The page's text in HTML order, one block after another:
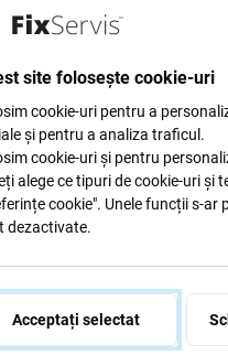
Descriere și
site folosește cookie-uri
cookie-uri pentru a
și pentru a analiza traficul.
cookie-uri și pentru
alege ce tipuri de cookie-uri și
cookie". Unele funcții s-
dezactivate.
Acceptați selectat